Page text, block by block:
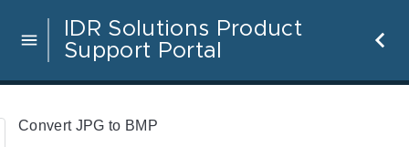
IDR Solutions Product
Support Portal
Convert JPG to BMP